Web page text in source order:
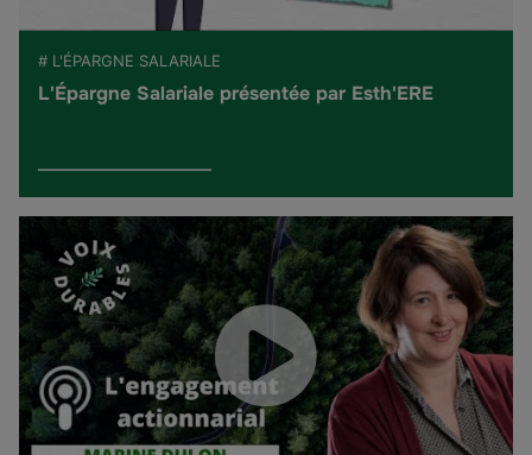
# L'ÉPARGNE SALARIALE
L'Épargne Salariale présentée par Esth'ERE